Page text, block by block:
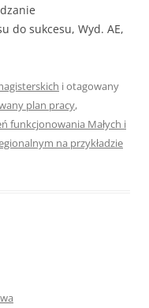
do sukcesu, Wyd. AE,
i otagowany
plan pracy,
funkcjonowania Małych i
na przykładzie